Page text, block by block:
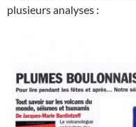
plusieurs analyses :